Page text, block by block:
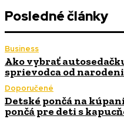
Posledné články
Business
Ako vybrať
sprievodca od
Doporučené
Detské pončá na
pončá pre deti s